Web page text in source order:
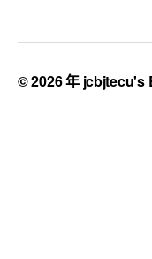
© 2026 年 jcbjtecu's